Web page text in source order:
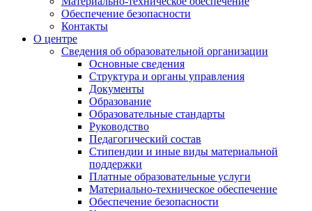
Обеспечение безопасности
Контакты
О центре
Сведения об образовательной организации
Основные сведения
Структура и органы управления
Документы
Образование
Образовательные стандарты
Руководство
Педагогический состав
Стипендии и иные виды материальной
поддержки
Платные образовательные услуги
Материально-техническое обеспечение
Обеспечение безопасности